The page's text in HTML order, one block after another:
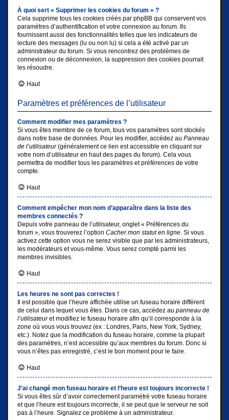
À quoi sert « Supprimer les cookies du forum » ?
Cela supprime tous les cookies créés par phpBB qui conservent vos
paramètres d’authentification et votre connexion au forum. Ils
fournissent aussi des fonctionnalités telles que les indicateurs de
lecture des messages (lu ou non lu) si cela a été activé par un
administrateur du forum. Si vous rencontrez des problèmes de
connexion ou de déconnexion, la suppression des cookies pourrait
les résoudre.
Haut
Paramètres et préférences de l’utilisateur
Comment modifier mes paramètres ?
Si vous êtes membre de ce forum, tous vos paramètres sont stockés
dans notre base de données. Pour les modifier, accédez au Panneau
de l’utilisateur(généralement ce lien est accessible en cliquant sur
votre nom d’utilisateur en haut des pages du forum). Cela vous
permettra de modifier tous les paramètres et préférences de votre
compte.
Haut
Comment empêcher mon nom d’apparaître dans la liste des
membres connectés ?
Depuis votre panneau de l’utilisateur, onglet « Préférences du
forum », vous trouverez l’option Cacher mon statut en ligne. Si vous
activez cette option vous ne serez visible que par les administrateurs,
les modérateurs et vous-même. Vous serez compté parmi les
membres invisibles.
Haut
Les heures ne sont pas correctes !
Il est possible que l’heure affichée utilise un fuseau horaire différent
de celui dans lequel vous êtes. Dans ce cas, accédez au panneau de
l’utilisateuret modifiez le fuseau horaire afin qu’il corresponde à la
zone où vous vous trouvez (ex : Londres, Paris, New York, Sydney,
etc.). Notez que la modification du fuseau horaire, comme la plupart
des paramètres, n’est accessible qu’aux membres du forum. Donc si
vous n’êtes pas enregistré, c’est le bon moment pour le faire.
Haut
J’ai changé mon fuseau horaire et l’heure est toujours incorrecte !
Si vous êtes sûr d’avoir correctement paramétré votre fuseau horaire
et que l’heure est toujours incorrecte, il se peut que le serveur ne soit
pas à l’heure. Signalez ce problème à un administrateur.